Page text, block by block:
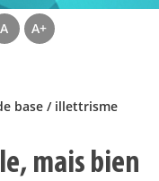
A A+
base / illettrisme
mais bien